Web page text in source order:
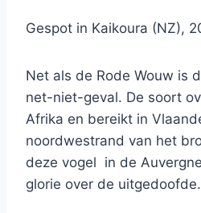
Gespot in Kaikoura (NZ),
Net als de Rode Wouw is
net-niet-geval. De soort
Afrika en bereikt in
noordwestrand van het
deze vogel in de
glorie over de